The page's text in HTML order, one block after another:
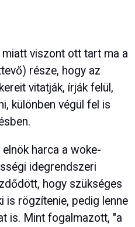
viszont ott tart ma a
része, hogy az
vitatják, írják felül,
különben végül fel is
harca a woke-
idegrendszeri
hogy szükséges
is rögzítenie, pedig lenne
is. Mint fogalmazott, "a